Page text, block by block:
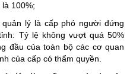
100%;
lý là cấp phó người đứng
Tỷ lệ không vượt quá 50%
đầu của toàn bộ các cơ quan
của cấp có thẩm quyền.